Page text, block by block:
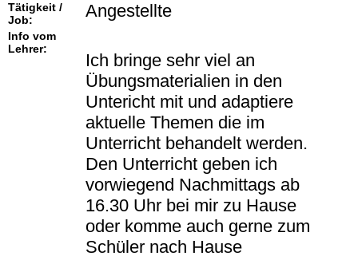
Tätigkeit /
Job:
Angestellte
Info vom
Lehrer:
Ich bringe sehr viel an
Übungsmaterialien in den
Untericht mit und adaptiere
aktuelle Themen die im
Unterricht behandelt werden.
Den Unterricht geben ich
vorwiegend Nachmittags ab
16.30 Uhr bei mir zu Hause
oder komme auch gerne zum
Schüler nach Hause